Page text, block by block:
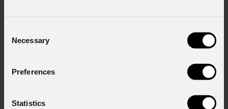
Selection
Necessary
Preferences
Statistics
AstraWash7PixIP